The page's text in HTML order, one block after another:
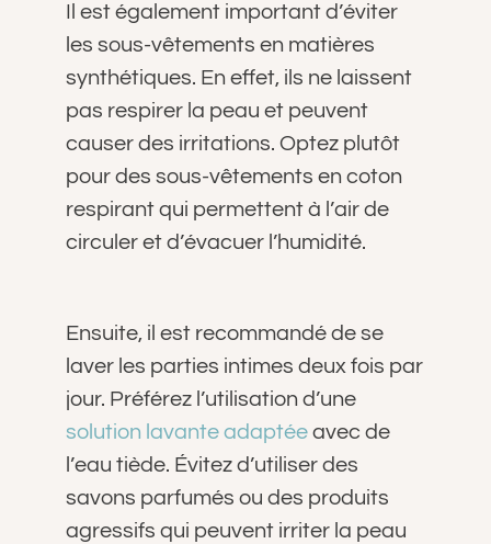
Il est également important d’éviter
les sous-vêtements en matières
synthétiques. En effet, ils ne laissent
pas respirer la peau et peuvent
causer des irritations. Optez plutôt
pour des sous-vêtements en coton
respirant qui permettent à l’air de
circuler et d’évacuer l’humidité.
Ensuite, il est recommandé de se
laver les parties intimes deux fois par
jour. Préférez l’utilisation d’une
solution lavante adaptée avec de
l’eau tiède. Évitez d’utiliser des
savons parfumés ou des produits
agressifs qui peuvent irriter la peau